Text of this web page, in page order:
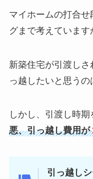
マイホームの打合
グまで考えています
新築住宅が引渡しさ
っ越したいと思うの
しかし、引渡し時期
悪、引っ越し費用が
引っ越し